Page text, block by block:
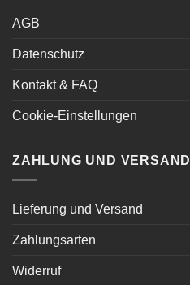
AGB
Datenschutz
Kontakt & FAQ
Cookie-Einstellungen
ZAHLUNG UND VERSAND
Lieferung und Versand
Zahlungsarten
Widerruf